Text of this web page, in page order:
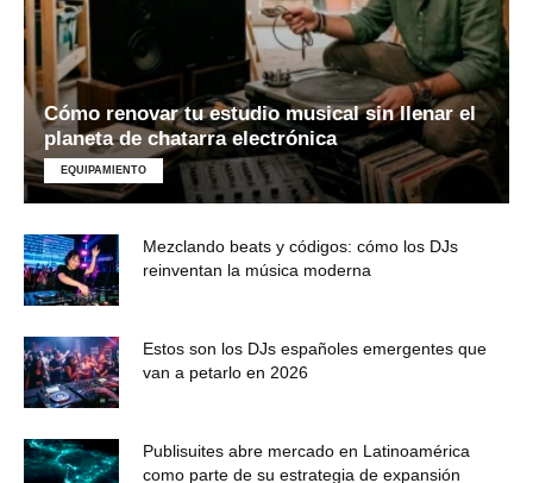
Cómo renovar tu estudio musical sin llenar el
planeta de chatarra electrónica
EQUIPAMIENTO
Mezclando beats y códigos: cómo los DJs
reinventan la música moderna
Estos son los DJs españoles emergentes que
van a petarlo en 2026
Publisuites abre mercado en Latinoamérica
como parte de su estrategia de expansión